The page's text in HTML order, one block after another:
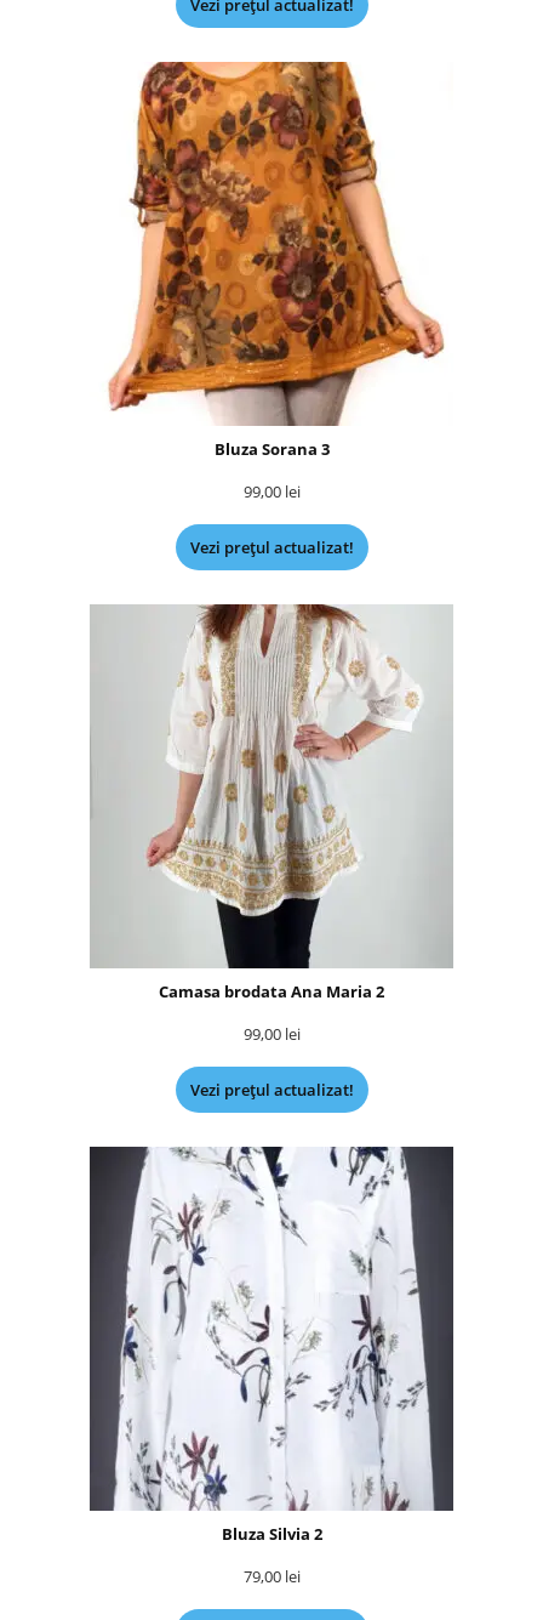
Vezi prețul actualizat!
Bluza Sorana 3
99,00 lei
Vezi prețul actualizat!
Camasa brodata Ana Maria 2
99,00 lei
Vezi prețul actualizat!
Bluza Silvia 2
79,00 lei